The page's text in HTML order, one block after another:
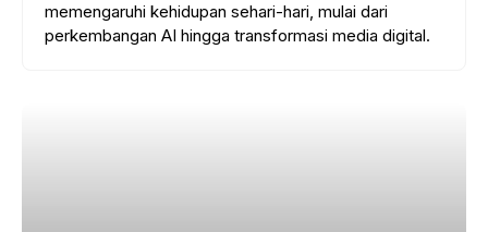
memengaruhi kehidupan sehari-hari, mulai dari
perkembangan AI hingga transformasi media digital.